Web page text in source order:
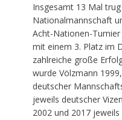
Insgesamt 13 Mal
Nationalmannschaft
Acht-Nationen-
mit einem 3. Platz im
zahlreiche große
wurde Völzmann
deutscher
jeweils deutscher
2002 und 2017